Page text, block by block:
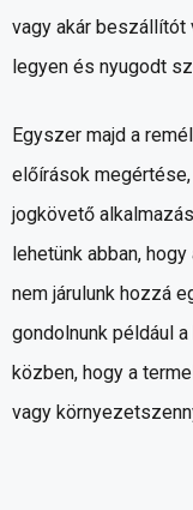
vagy akár beszállítót
legyen és nyugodt
Egyszer majd a
előírások
jogkövető
lehetünk abban,
nem járulunk hozzá
gondolnunk például
közben, hogy a
vagy